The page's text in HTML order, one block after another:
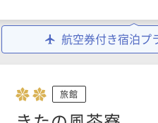
航空券付き宿泊プ
旅館